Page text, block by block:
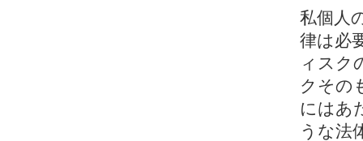
私個人
律は必
ィスク
クその
にはあ
うな法